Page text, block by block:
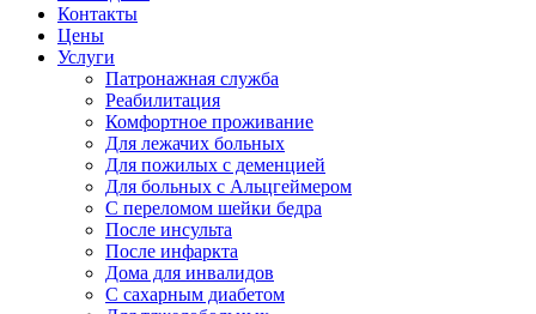
Контакты
Цены
Услуги
Патронажная служба
Реабилитация
Комфортное проживание
Для лежачих больных
Для пожилых с деменцией
Для больных с Альцгеймером
С переломом шейки бедра
После инсульта
После инфаркта
Дома для инвалидов
С сахарным диабетом